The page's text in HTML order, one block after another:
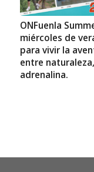
ONFuenla
miércoles de
para vivir la
entre
adrenalina.